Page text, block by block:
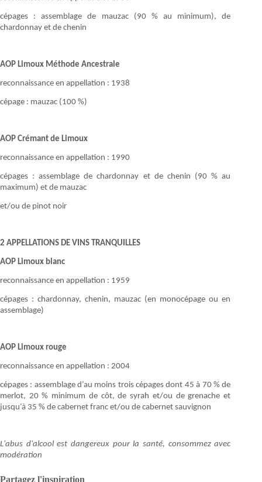
cépages : assemblage de mauzac (90 % au minimum), de
chardonnay et de chenin
AOP Limoux Méthode Ancestrale
reconnaissance en appellation : 1938
cépage : mauzac (100 %)
AOP Crémant de Limoux
reconnaissance en appellation : 1990
cépages : assemblage de chardonnay et de chenin (90 % au
maximum) et de mauzac
et/ou de pinot noir
2 APPELLATIONS DE VINS TRANQUILLES
AOP Limoux blanc
reconnaissance en appellation : 1959
cépages : chardonnay, chenin, mauzac (en monocépage ou en
assemblage)
AOP Limoux rouge
reconnaissance en appellation : 2004
cépages : assemblage d’au moins trois cépages dont 45 à 70 % de
merlot, 20 % minimum de côt, de syrah et/ou de grenache et
jusqu’à 35 % de cabernet franc et/ou de cabernet sauvignon
L'abus d'alcool est dangereux pour la santé, consommez avec
modération
Partagez l'inspiration